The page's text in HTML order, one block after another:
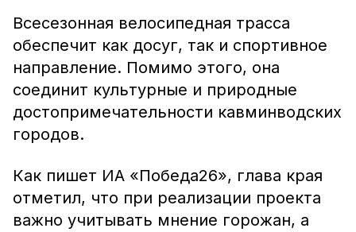
Всесезонная велосипедная трасса
обеспечит как досуг, так и спортивное
направление. Помимо этого, она
соединит культурные и природные
достопримечательности кавминводских
городов.
Как пишет ИА «Победа26», глава края
отметил, что при реализации проекта
важно учитывать мнение горожан, а